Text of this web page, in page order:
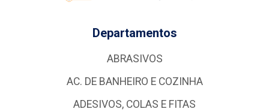
Departamentos
ABRASIVOS
AC. DE BANHEIRO E COZINHA
ADESIVOS, COLAS E FITAS